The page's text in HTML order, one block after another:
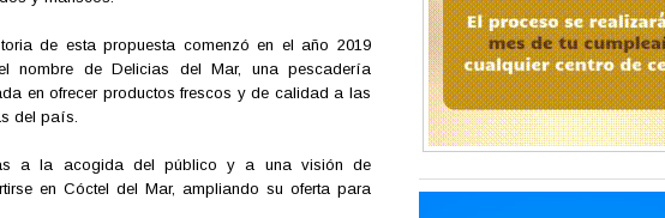
de esta propuesta comenzó en el año 2019
nombre de Delicias del Mar, una pescadería
en ofrecer productos frescos y de calidad a las
del país.
a la acogida del público y a una visión de
en Cóctel del Mar, ampliando su oferta para